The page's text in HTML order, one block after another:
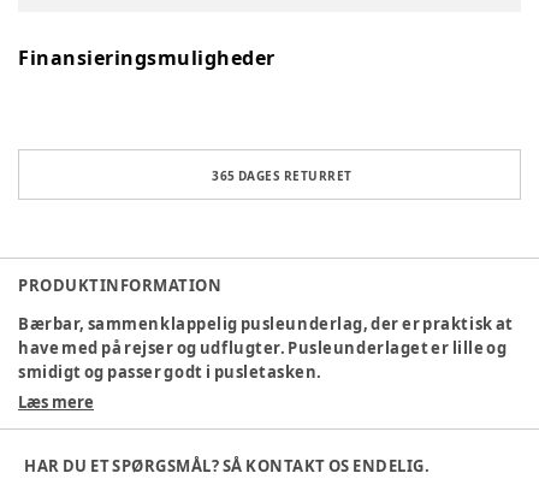
Finansieringsmuligheder
365 DAGES RETURRET
PRODUKTINFORMATION
Bærbar, sammenklappelig pusleunderlag, der er praktisk at
have med på rejser og udflugter. Pusleunderlaget er lille og
smidigt og passer godt i pusletasken.
Mål i udfoldet tilstand: 40 x 60 cm
Mål i sammenklappet tilstand: 29 x 13 cm
Plejevejledning: Aftørres med vand
Læs mere
HAR DU ET SPØRGSMÅL? SÅ KONTAKT OS ENDELIG.